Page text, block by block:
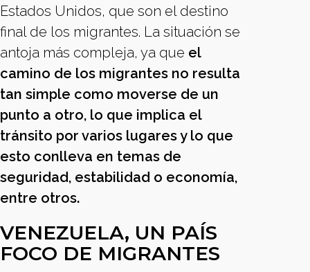
Estados Unidos, que son el destino
final de los migrantes. La situación se
antoja más compleja, ya que el
camino de los migrantes no resulta
tan simple como moverse de un
punto a otro, lo que implica el
tránsito por varios lugares y lo que
esto conlleva en temas de
seguridad, estabilidad o economía,
entre otros.
VENEZUELA, UN PAÍS
FOCO DE MIGRANTES